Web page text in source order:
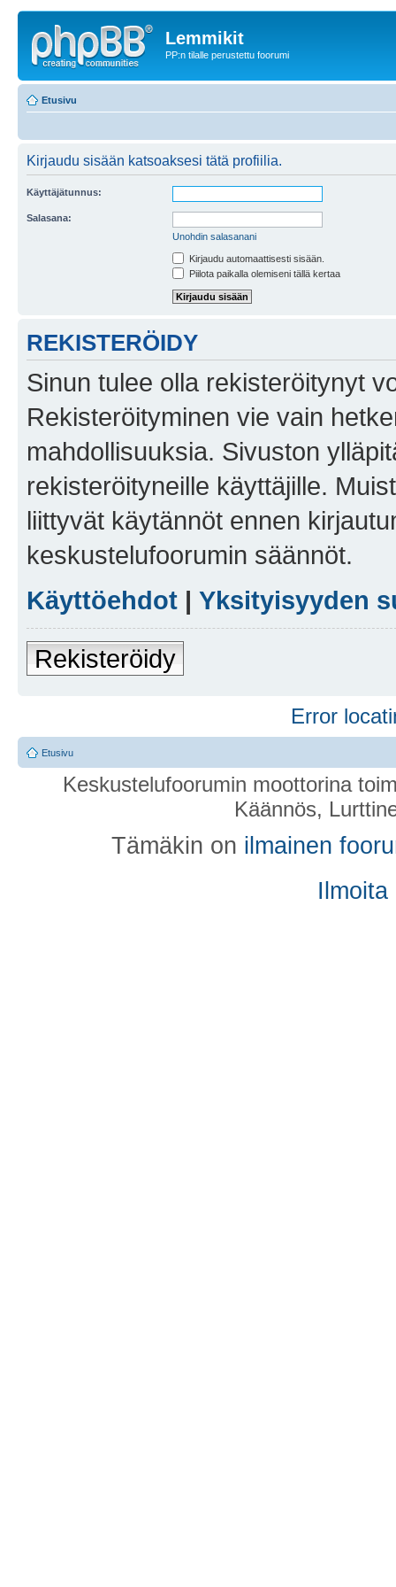
Lemmikit
PP:n tilalle perustettu foorumi
Etusivu
Kirjaudu sisään katsoaksesi tätä profiilia.
Käyttäjätunnus:
Salasana:
Unohdin salasanani
Kirjaudu automaattisesti sisään.
Piilota paikalla olemiseni tällä kertaa
REKISTERÖIDY
Sinun tulee olla rekisteröitynyt
Rekisteröityminen vie vain
mahdollisuuksia. Sivuston
rekisteröityneille käyttäjille.
liittyvät käytännöt ennen
keskustelufoorumin säännöt.
Käyttöehdot | Yksityisyyden
Rekisteröidy
Error
Etusivu
Keskustelufoorumin moottorina
Käännös,
Tämäkin on ilmainen